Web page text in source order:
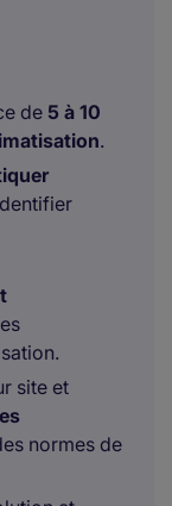
de 5 à 10
.
site et
normes de